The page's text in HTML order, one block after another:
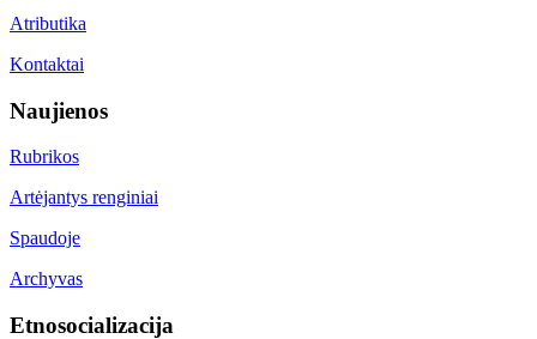
Atributika
Kontaktai
Naujienos
Rubrikos
Artėjantys renginiai
Spaudoje
Archyvas
Etnosocializacija